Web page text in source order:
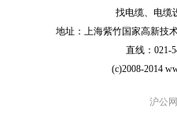
找电缆、 电缆
地址：上海紫竹国家高新技
直线：021-
(c)2008-2014
沪公